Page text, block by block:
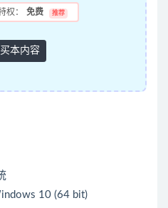
权： 免费 推荐
本内容
10 (64 bit)